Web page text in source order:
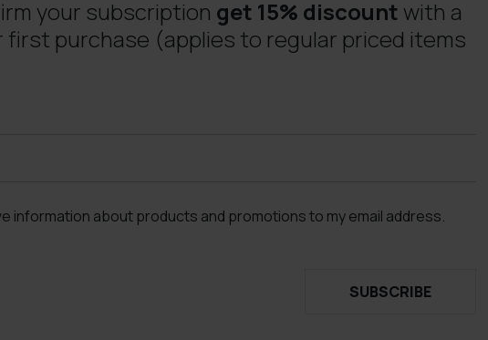
your subscription get 15% discount with a
first purchase (applies to regular priced items
information about products and promotions to my email address.
SUBSCRIBE